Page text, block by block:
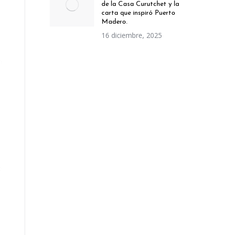
de la Casa Curutchet y la
carta que inspiró Puerto
Madero.
16 diciembre, 2025